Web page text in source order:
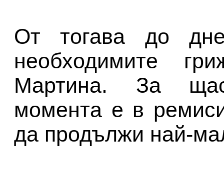
От тогава до
необходимите
Мартина. За
момента е в
да продължи най-